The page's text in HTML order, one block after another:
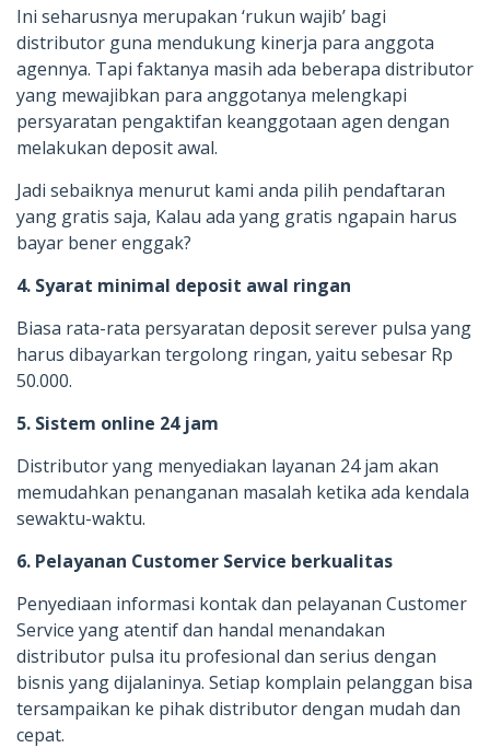
Ini seharusnya merupakan ‘rukun wajib’ bagi
distributor guna mendukung kinerja para anggota
agennya. Tapi faktanya masih ada beberapa distributor
yang mewajibkan para anggotanya melengkapi
persyaratan pengaktifan keanggotaan agen dengan
melakukan deposit awal.
Jadi sebaiknya menurut kami anda pilih pendaftaran
yang gratis saja, Kalau ada yang gratis ngapain harus
bayar bener enggak?
4. Syarat minimal deposit awal ringan
Biasa rata-rata persyaratan deposit serever pulsa yang
harus dibayarkan tergolong ringan, yaitu sebesar Rp
50.000.
5. Sistem online 24 jam
Distributor yang menyediakan layanan 24 jam akan
memudahkan penanganan masalah ketika ada kendala
sewaktu-waktu.
6. Pelayanan Customer Service berkualitas
Penyediaan informasi kontak dan pelayanan Customer
Service yang atentif dan handal menandakan
distributor pulsa itu profesional dan serius dengan
bisnis yang dijalaninya. Setiap komplain pelanggan bisa
tersampaikan ke pihak distributor dengan mudah dan
cepat.